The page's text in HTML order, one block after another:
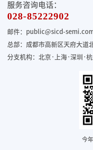
服务咨询电话：
028-85222902
邮件：public@sicd-
总部：成都市高新区天府大道
分支机构：北京·上海·深圳·
今